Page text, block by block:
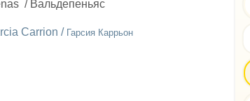
/ Вальдепеньяс
Carrion / Гарсия Каррьон